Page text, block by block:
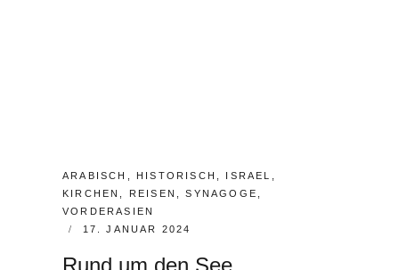
CATEGORIES:
ARABISCH HISTORISCH ISRAEL
KIRCHEN
REISEN ,SYNAGOGE
VORDERASIEN
POSTED
17. JANUAR 2024
Rund um den See